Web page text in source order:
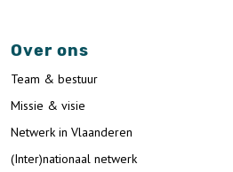
Over ons
Team & bestuur
Missie & visie
Netwerk in Vlaanderen
(Inter)nationaal netwerk